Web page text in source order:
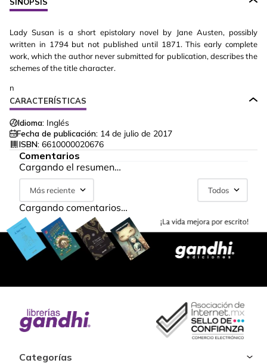
Lady Susan is a short epistolary novel by Jane Austen, possibly
written in 1794 but not published until 1871. This early complete
work, which the author never submitted for publication, describes the
schemes of the title character.
n
CARACTERÍSTICAS
Idioma: Inglés
Fecha de publicación: 14 de julio de 2017
ISBN: 6610000020676
Comentarios
Cargando el resumen…
Más reciente Todos
Cargando comentarios…
Categorías